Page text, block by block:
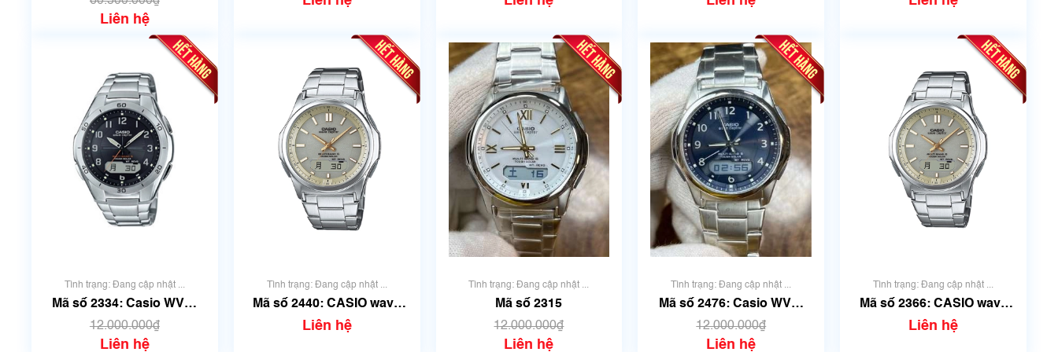
Liên hệ
Tình trạng: Đang cập nhật ...
Mã số 2334: Casio WVA-
M640D-1A2JF
12.000.000₫
Liên hệ
Tình trạng: Đang cập nhật ...
Mã số 2440: CASIO wave
ceptor WVA-M630D-9AJF
Liên hệ
Tình trạng: Đang cập nhật ...
Mã số 2315
12.000.000₫
Liên hệ
Tình trạng: Đang cập nhật ...
Mã số 2476: Casio WVA-
M630D-2A2JF
12.000.000₫
Liên hệ
Tình trạng: Đang cập nhật ...
Mã số 2366: CASIO wave
ceptor WVA-M630D-9AJF
Liên hệ